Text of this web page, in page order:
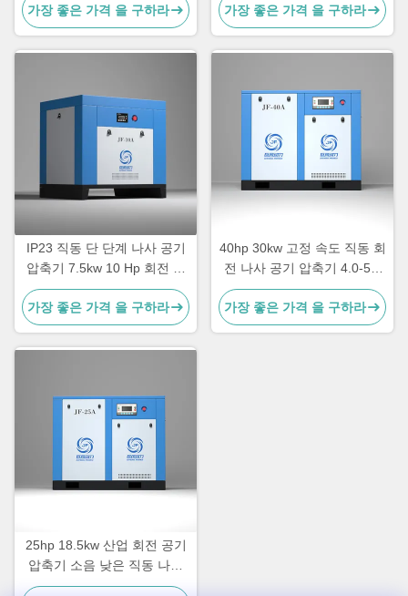
가장 좋은 가격 을 구하라
가장 좋은 가격 을 구하라
IP23 직동 단 단계 나사 공기
압축기 7.5kw 10 Hp 회전 나
사 공기 압축기
가장 좋은 가격 을 구하라
40hp 30kw 고정 속도 직동 회
전 나사 공기 압축기 4.0-5.2
M3/min 용량 및 파란색 / 사용
자 정의 디자인
가장 좋은 가격 을 구하라
25hp 18.5kw 산업 회전 공기
압축기 소음 낮은 직동 나사
공기 압축기